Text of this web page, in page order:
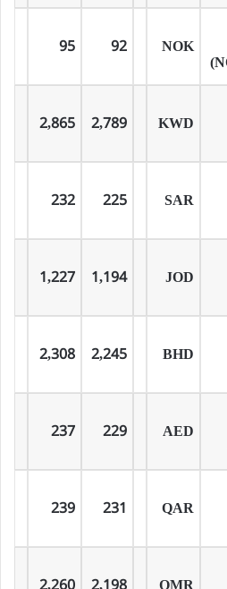
NOK
92
95
KWD
2,789
2,865
SAR
225
232
JOD
1,194
1,227
BHD
2,245
2,308
AED
229
237
QAR
231
239